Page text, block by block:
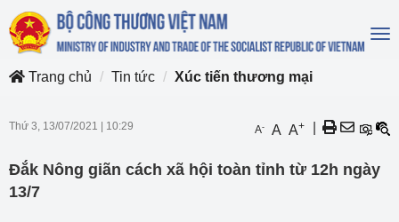
Trang chủ
Tin tức Xúc tiến thương mại
Thứ 3, 13/07/2021 10:29 A- A A+
Đắk Nông giãn cách xã hội toàn tỉnh từ 12h ngày
13/7